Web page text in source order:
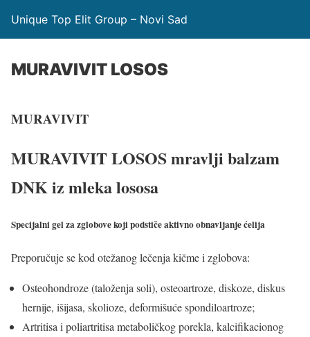
Unique Top Elit Group – Novi Sad
MURAVIVIT LOSOS
MURAVIVIT
MURAVIVIT LOSOS mravlji balzam
DNK iz mleka lososa
Specijalni gel za zglobove koji podstiče aktivno obnavljanje ćelija
Preporučuje se kod otežanog lečenja kičme i zglobova:
Osteohondroze (taloženja soli), osteoartroze, diskoze, diskus
hernije, išijasa, skolioze, deformišuće spondiloartroze;
Artritisa i poliartritisa metaboličkog porekla, kalcifikacionog